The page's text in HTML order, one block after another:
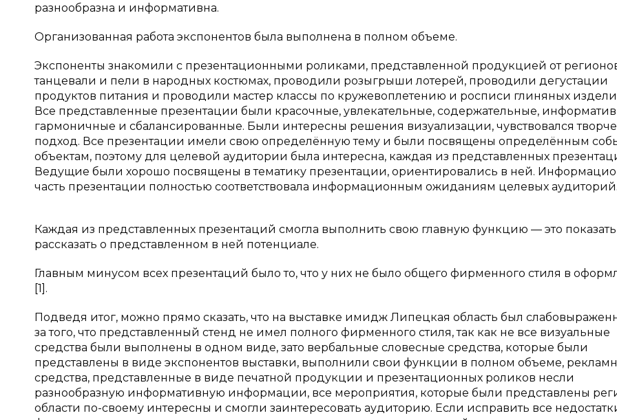
разнообразна и информативна.
Организованная работа экспонентов была выполнена в полном объеме.
Экспоненты знакомили с презентационными роликами, представленной продукцией от
танцевали и пели в народных костюмах, проводили розыгрыши лотерей, проводили дегустации
продуктов питания и проводили мастер классы по кружевоплетению и росписи глиняных
Все представленные презентации были красочные, увлекательные, содержательные,
гармоничные и сбалансированные. Были интересны решения визуализации, чувствовался
подход. Все презентации имели свою определённую тему и были посвящены определённым
объектам, поэтому для целевой аудитории была интересна, каждая из представленных
Ведущие были хорошо посвящены в тематику презентации, ориентировались в ней.
часть презентации полностью соответствовала информационным ожиданиям целевых аудиторий.
Каждая из представленных презентаций смогла выполнить свою главную функцию — это
рассказать о представленном в ней потенциале.
Главным минусом всех презентаций было то, что у них не было общего фирменного стиля в
[1].
Подведя итог, можно прямо сказать, что на выставке имидж Липецкая область был
за того, что представленный стенд не имел полного фирменного стиля, так как не все визуальные
средства были выполнены в одном виде, зато вербальные словесные средства, которые были
представлены в виде экспонентов выставки, выполнили свои функции в полном объеме,
средства, представленные в виде печатной продукции и презентационных роликов несли
разнообразную информативную информации, все мероприятия, которые были представлены
области по-своему интересны и смогли заинтересовать аудиторию. Если исправить все